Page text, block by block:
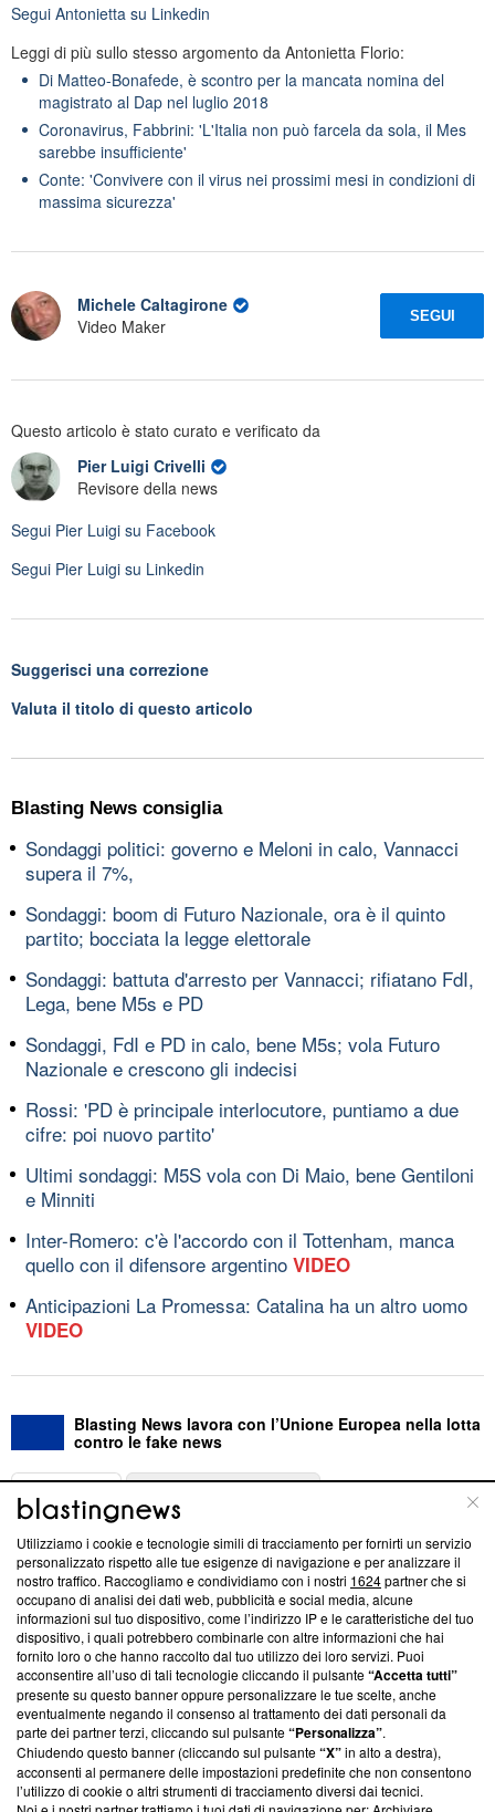
Segui Antonietta su Linkedin
Leggi di più sullo stesso argomento da Antonietta Florio:
Di Matteo-Bonafede, è scontro per la mancata nomina del
magistrato al Dap nel luglio 2018
Coronavirus, Fabbrini: 'L'Italia non può farcela da sola, il Mes
sarebbe insufficiente'
Conte: 'Convivere con il virus nei prossimi mesi in condizioni di
massima sicurezza'
Michele Caltagirone
Video Maker
SEGUI
Questo articolo è stato curato e verificato da
Pier Luigi Crivelli
Revisore della news
Segui Pier Luigi su Facebook
Segui Pier Luigi su Linkedin
Suggerisci una correzione
Valuta il titolo di questo articolo
Blasting News consiglia
Sondaggi politici: governo e Meloni in calo, Vannacci
supera il 7%,
Sondaggi: boom di Futuro Nazionale, ora è il quinto
partito; bocciata la legge elettorale
Sondaggi: battuta d'arresto per Vannacci; rifiatano FdI,
Lega, bene M5s e PD
Sondaggi, FdI e PD in calo, bene M5s; vola Futuro
Nazionale e crescono gli indecisi
Rossi: 'PD è principale interlocutore, puntiamo a due
cifre: poi nuovo partito'
Ultimi sondaggi: M5S vola con Di Maio, bene Gentiloni
e Minniti
Inter-Romero: c'è l'accordo con il Tottenham, manca
quello con il difensore argentino VIDEO
Anticipazioni La Promessa: Catalina ha un altro uomo
VIDEO
Blasting News lavora con l’Unione Europea nella lotta
contro le fake news
ABOUT
Questa sezione offre informazioni trasparenti su Blasting
News, sui nostri processi editoriali e su come ci impegniamo a
creare news di qualità. Inoltre, afferma la nostra aderenza a
‘Trust Project - News with Integrity’Blasting News non è
ancora membro del programma, ma ha richiesto di farne
parte; Trust Project non ha ancora effettuato una verifica di
conformità agli standard.
Su di noi
Team editoriale
Utilizziamo i cookie e tecnologie simili di tracciamento per fornirti un servizio
personalizzato rispetto alle tue esigenze di navigazione e per analizzare il
nostro traffico. Raccogliamo e condividiamo con i nostri 1624partner che si
occupano di analisi dei dati web, pubblicità e social media, alcune
informazioni sul tuo dispositivo, come l’indirizzo IP e le caratteristiche del tuo
dispositivo, i quali potrebbero combinarle con altre informazioni che hai
fornito loro o che hanno raccolto dal tuo utilizzo dei loro servizi. Puoi
acconsentire all’uso di tali tecnologie cliccando il pulsante“Accetta tutti”
presente su questo banner oppure personalizzare le tue scelte, anche
eventualmente negando il consenso al trattamento dei dati personali da
parte dei partner terzi, cliccando sul pulsante“Personalizza”.
Chiudendo questo banner (cliccando sul pulsante“X”in alto a destra),
acconsenti al permanere delle impostazioni predefinite che non consentono
l’utilizzo di cookie o altri strumenti di tracciamento diversi dai tecnici.